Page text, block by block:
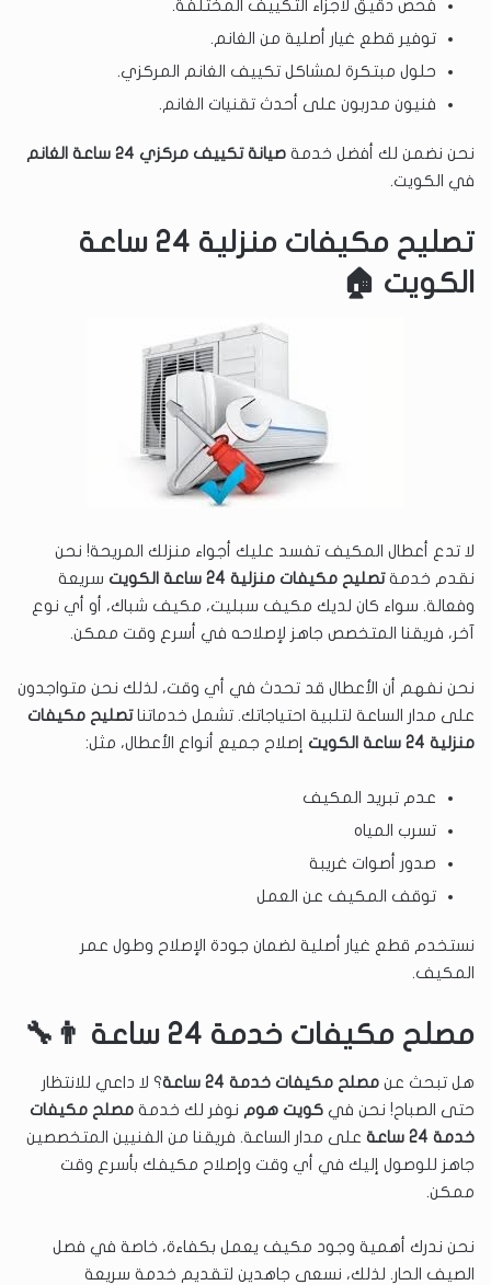
فحص دقيق لأجزاء التكييف المختلفة.
توفير قطع غيار أصلية من الغانم.
حلول مبتكرة لمشاكل تكييف الغانم المركزي.
فنيون مدربون على أحدث تقنيات الغانم.
نحن نضمن لك أفضل خدمة صيانة تكييف مركزي ٢٤ ساعة الغانم
في الكويت.
تصليح مكيفات منزلية 24 ساعة
الكويت 🏠
لا تدع أعطال المكيف تفسد عليك أجواء منزلك المريحة! نحن
نقدم خدمةتصليح مكيفات منزلية 24 ساعة الكويت
سريعة
وفعالة. سواء كان لديك مكيف سبليت، مكيف شباك، أو أي نوع
آخر، فريقنا المتخصص جاهز لإصلاحه في أسرع وقت ممكن.
نحن نفهم أن الأعطال قد تحدث في أي وقت، لذلك نحن متواجدون
على مدار الساعة لتلبية احتياجاتك. تشمل خدماتناتصليح مكيفات
منزلية 24 ساعة الكويت
إصلاح جميع أنواع الأعطال، مثل:
عدم تبريد المكيف
تسرب المياه
صدور أصوات غريبة
توقف المكيف عن العمل
نستخدم قطع غيار أصلية لضمان جودة الإصلاح وطول عمر
المكيف.
مصلح مكيفات خدمة 24 ساعة 👨‍🔧
هل تبحث عن مصلح مكيفات خدمة 24 ساعة
؟ لا داعي للانتظار
حتى الصباح! نحن في كويت هوم نوفر لك خدمة مصلح مكيفات
خدمة 24 ساعة
على مدار الساعة. فريقنا من الفنيين المتخصصين
جاهز للوصول إليك في أي وقت وإصلاح مكيفك بأسرع وقت
ممكن.
نحن ندرك أهمية وجود مكيف يعمل بكفاءة، خاصة في فصل
الصيف الحار. لذلك، نسعى جاهدين لتقديم خدمة سريعة